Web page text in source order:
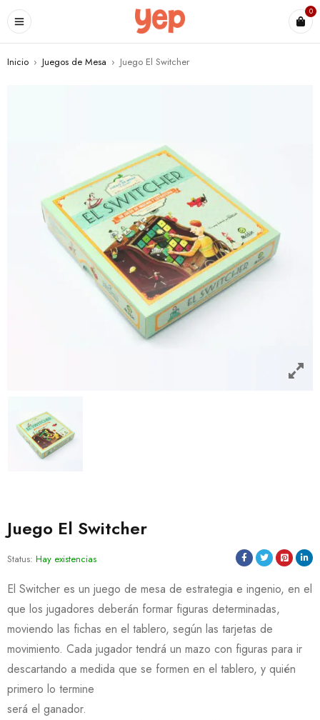
0
Inicio › Juegos de Mesa › Juego El Switcher
Juego El Switcher
Status: Hay existencias
El Switcher es un juego de mesa de estrategia e ingenio, en el
que los jugadores deberán formar figuras determinadas,
moviendo las fichas en el tablero, según las tarjetas de
movimiento. Cada jugador tendrá un mazo con figuras para ir
descartando a medida que se formen en el tablero, y quién
primero lo termine
será el ganador.